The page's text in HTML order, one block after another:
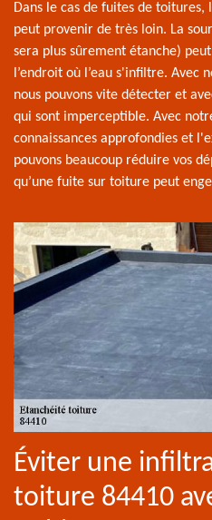
Dans le cas de fuites de toitures,
peut provenir de très loin. La
sera plus sûrement étanche)
l’endroit où l’eau s'infiltre. Avec
nous pouvons vite détecter et
qui sont imperceptible. Avec
connaissances approfondies et
pouvons beaucoup réduire vos
qu’une fuite sur toiture peut
Éviter une
toiture 84410